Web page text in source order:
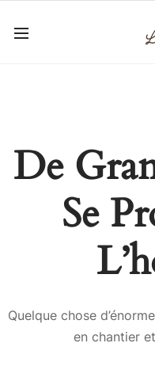
De
Se
Quelque chose
en chantier